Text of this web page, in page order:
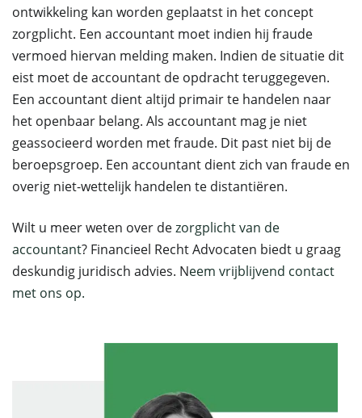
ontwikkeling kan worden geplaatst in het concept
zorgplicht. Een accountant moet indien hij fraude
vermoed hiervan melding maken. Indien de situatie dit
eist moet de accountant de opdracht teruggegeven.
Een accountant dient altijd primair te handelen naar
het openbaar belang. Als accountant mag je niet
geassocieerd worden met fraude. Dit past niet bij de
beroepsgroep. Een accountant dient zich van fraude en
overig niet-wettelijk handelen te distantiëren.
Wilt u meer weten over dezorgplicht van de
accountant? Financieel Recht Advocaten biedt u graag
deskundig juridisch advies. Neem vrijblijvend contact
met ons op.